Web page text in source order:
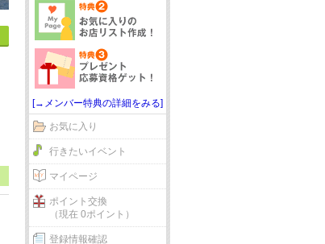
[→メンバー特典の詳細をみる]
お気に入り
行きたいイベント
マイページ
ポイント交換
（現在 0ポイント）
登録情報確認